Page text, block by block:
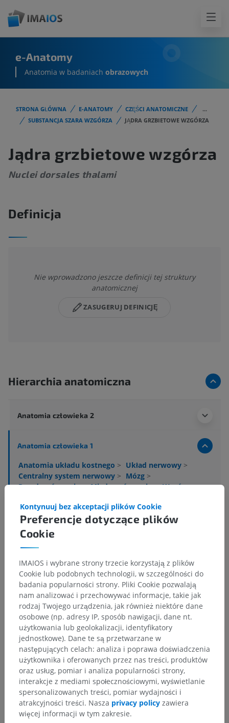
e-Anatomy
Anatomia w badaniach obrazowych
STRONA GŁÓWNA E-ANATOMY CZĘŚCI ANATOMICZNE
...
SUBSTANCJA SZARA WZGÓRZA
JĄDRA GRZBIETOWE WZGÓRZA
Jądra grzbietowe wzgórza
Nuclei dorsales thalami
Definicja
Nie wprowadzono jeszcze definicji tej struktury
anatomicznej
ZASUGERUJ DEFINICJĘ
Hierarchia anatomiczna
Anatomia człowieka 2
Anatomia człowieka 1
Anatomia układu kostnego > Układ nerwowy >
Centralny system nerwowy > Mózg >
Przodomózgowie> Międzymózgowie> Wzgórze>
Jądra grzbietowe wzgórza
Powiązane struktury:
Jądro boczne grzbietowe
Jądra poduszki
Tłumaczenia
Zauważyłeś błąd?
Zachęcamy do przesyłania sugestii poprawek,
tłumaczeń lub innych treści, które przełożą się na
lepszą jakość materiałów.
Preferencje dotyczące plików
Cookie
Kontynuuj bez akceptacji plików Cookie
IMAIOS i wybrane strony trzecie korzystają z plików
Cookie lub podobnych technologii, w szczególności do
badania popularności strony. Pliki Cookie pozwalają
nam analizować i przechowywać informacje, takie jak
rodzaj Twojego urządzenia, jak również niektóre dane
osobowe (np. adresy IP, sposób nawigacji, dane nt.
użytkowania lub geolokalizacji, identyfikatory
jednostkowe). Dane te są przetwarzane w
następujących celach: analiza i poprawa doświadczenia
użytkownika i oferowanych przez nas treści, produktów
oraz usług, pomiar i analiza popularności strony,
interakcje z mediami społecznościowymi, wyświetlanie
spersonalizowanych treści, pomiar wydajności i
atrakcyjności treści. Nasza privacy policy zawiera
więcej informacji w tym zakresie.